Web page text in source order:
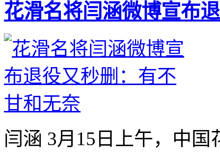
花滑名将闫涵微博宣布
闫涵 3月15日上午，中